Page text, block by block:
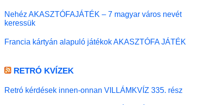
Nehéz AKASZTÓFAJÁTÉK – 7 magyar város nevét
keressük
Francia kártyán alapuló játékok AKASZTÓFA JÁTÉK
RETRÓ KVÍZEK
Retró kérdések innen-onnan VILLÁMKVÍZ 335. rész